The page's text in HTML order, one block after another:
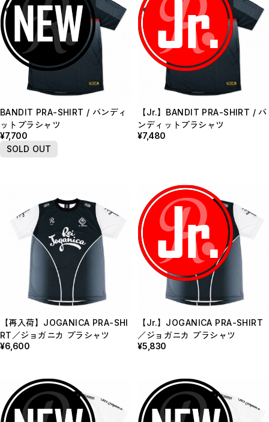
BANDIT PRA-SHIRT / バンディ
ットプラシャツ
¥7,700
SOLD OUT
【Jr.】BANDIT PRA-SHIRT / バ
ンディットプラシャツ
¥7,480
【再入荷】JOGANICA PRA-SHI
RT／ジョガニカ プラシャツ
¥6,600
【Jr.】JOGANICA PRA-SHIRT
／ジョガニカ プラシャツ
¥5,830